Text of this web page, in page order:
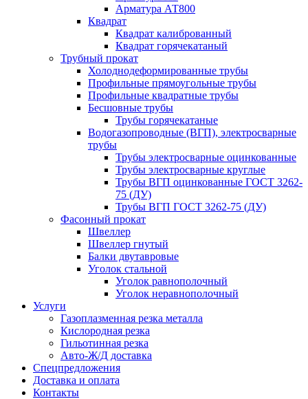
Арматура АТ800
Квадрат
Квадрат калиброванный
Квадрат горячекатаный
Трубный прокат
Холоднодеформированные трубы
Профильные прямоугольные трубы
Профильные квадратные трубы
Бесшовные трубы
Трубы горячекатаные
Водогазопроводные (ВГП), электросварные
трубы
Трубы электросварные оцинкованные
Трубы электросварные круглые
Трубы ВГП оцинкованные ГОСТ 3262-
75 (ДУ)
Трубы ВГП ГОСТ 3262-75 (ДУ)
Фасонный прокат
Швеллер
Швеллер гнутый
Балки двутавровые
Уголок стальной
Уголок равнополочный
Уголок неравнополочный
Услуги
Газоплазменная резка металла
Кислородная резка
Гильотинная резка
Авто-Ж/Д доставка
Спецпредложения
Доставка и оплата
Контакты